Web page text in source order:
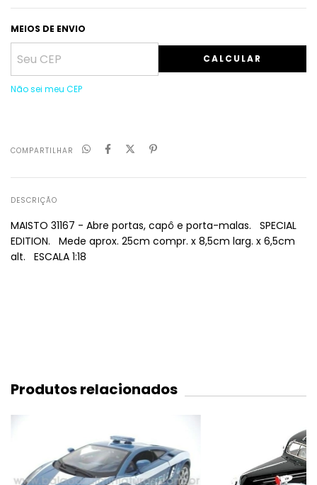
MEIOS DE ENVIO
CALCULAR
Não sei meu CEP
COMPARTILHAR
DESCRIÇÃO
MAISTO 31167 - Abre portas, capô e porta-malas. SPECIAL
EDITION. Mede aprox. 25cm compr. x 8,5cm larg. x 6,5cm
alt. ESCALA 1:18
Produtos relacionados